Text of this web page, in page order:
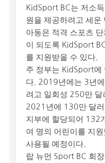
KidSport BC는 저소
원을 제공하려고 세운
아동은 적격 스포츠
이 되도록 KidSport
를 지원받을 수 있다.
주 정부는 KidSport에
다. 2019년에는 3년
려고 일회성 250만
2021년에 130만 달
지부에 할당되어 132
여 명의 어린이를 지
사용될 예정이다.
랍 뉴먼 Sport BC 회장